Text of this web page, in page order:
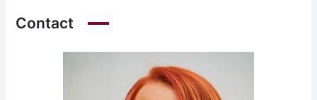
Contact